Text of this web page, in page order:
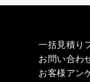
一括見積り
お問い合わ
お客様アン